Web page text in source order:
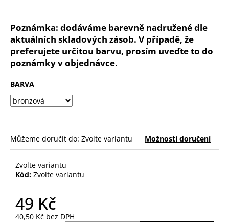
Poznámka: dodáváme barevně nadružené dle
aktuálních skladových zásob. V případě, že
preferujete určitou barvu, prosím uveďte to do
poznámky v objednávce.
BARVA
Můžeme doručit do: Zvolte variantu Možnosti doručení
Zvolte variantu
Kód: Zvolte variantu
49 Kč
40,50 Kč bez DPH
p
o
r
u
u
j
e
PILNÍK
NA
NEHTY
SKLENĚNÝ
PLASTOVÉM
POUZDŘE